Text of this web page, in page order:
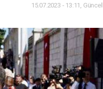
15.07.2023 - 13:11,